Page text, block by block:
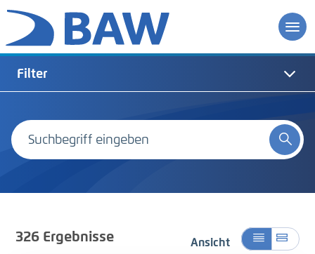
Filter
326Ergebnisse Ansicht